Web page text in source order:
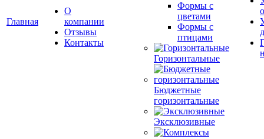
Главная
О
компании
Отзывы
Контакты
Формы с
цветами
Формы с
птицами
Горизонтальные
Бюджетные
горизонтальные
Эксклюзивные